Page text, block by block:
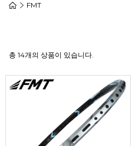
FMT
총 14개의 상품이 있습니다.